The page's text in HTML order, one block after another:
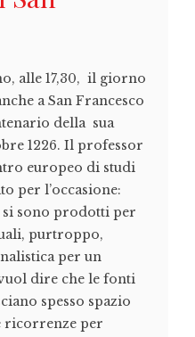
alle 17,30, il giorno
a San Francesco
della sua
1226. Il professor
europeo di studi
per l’occasione:
si sono prodotti per
purtroppo,
per un
dire che le fonti
spesso spazio
ricorrenze per